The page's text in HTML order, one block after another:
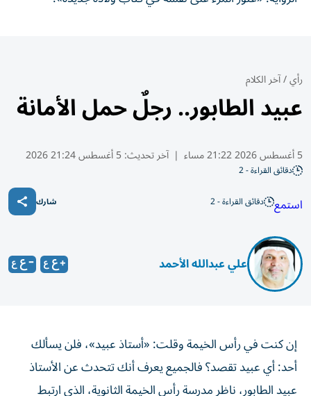
رأي/آخر الكلام
عبيد الطابور.. رجلٌ حمل الأمانة
5 أغسطس 2026 21:22 مساء | آخر تحديث:5 أغسطس 21:24 2026
دقائق القراءة - 2
استمع دقائق القراءة - 2 شارك
علي عبدالله الأحمد
إن كنت في رأس الخيمة وقلت: «أستاذ عبيد»، فلن يسألك
أحد: أي عبيد تقصد؟ فالجميع يعرف أنك تتحدث عن الأستاذ
عبيد الطابور، ناظر مدرسة رأس الخيمة الثانوية، الذي ارتبط